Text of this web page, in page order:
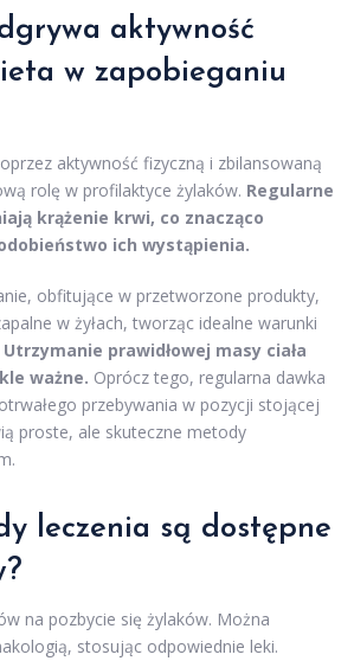
aktywność
w zapobieganiu
aktywność fizyczną i zbilansowaną
rolę w profilaktyce żylaków. Regularne
krążenie krwi, co znacząco
ich wystąpienia.
obfitujące w przetworzone produkty,
w żyłach, tworząc idealne warunki
Utrzymanie prawidłowej masy ciała
ważne. Oprócz tego, regularna dawka
przebywania w pozycji stojącej
proste, ale skuteczne metody
leczenia są dostępne
na pozbycie się żylaków. Można
stosując odpowiednie leki.